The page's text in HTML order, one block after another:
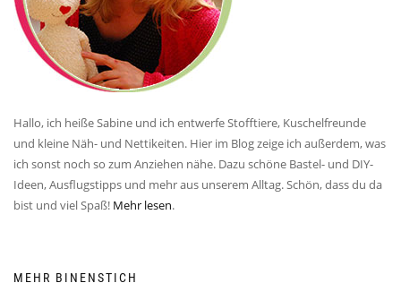
Hallo, ich heiße Sabine und ich entwerfe Stofftiere, Kuschelfreunde
und kleine Näh- und Nettikeiten. Hier im Blog zeige ich außerdem, was
ich sonst noch so zum Anziehen nähe. Dazu schöne Bastel- und DIY-
Ideen, Ausflugstipps und mehr aus unserem Alltag. Schön, dass du da
bist und viel Spaß! Mehr lesen.
MEHR BINENSTICH